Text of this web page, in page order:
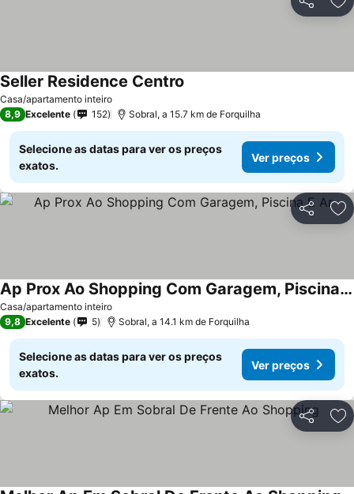
Partilhar
Casa/apartamento inteiro
Seller Residence Centro
8,9 Excelente 152 Sobral, a 15.7 km de Forquilha
Selecione as datas para ver os preços
exatos.
Ver preços
Partilhar
Casa/apartamento inteiro
Ap Prox Ao Shopping Com Garagem, Piscina E Ar
Ver preços
9,8 Excelente 5 Sobral, a 14.1 km de Forquilha
Selecione as datas para ver os preços
exatos.
Ver preços
Partilhar